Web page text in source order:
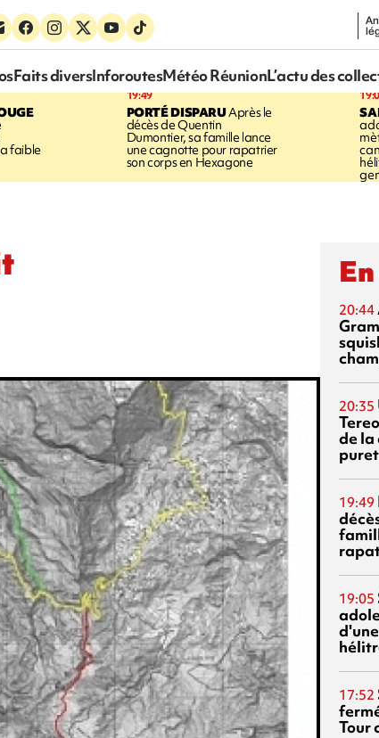
Faits diversInforoutesMétéo RéunionL’actu des
faible
19:49
PORTÉ DISPARUAprès le
décès de Quentin
Dumontier, sa famille lance
une cagnotte pour rapatrier
son corps en Hexagone
20:44
20:35
de la
19:49
19:05
17:52
Tour